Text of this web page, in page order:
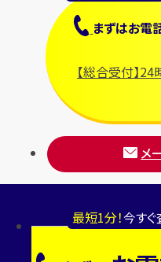
最短1分！今す
まずはお電
【総合受付】
メ